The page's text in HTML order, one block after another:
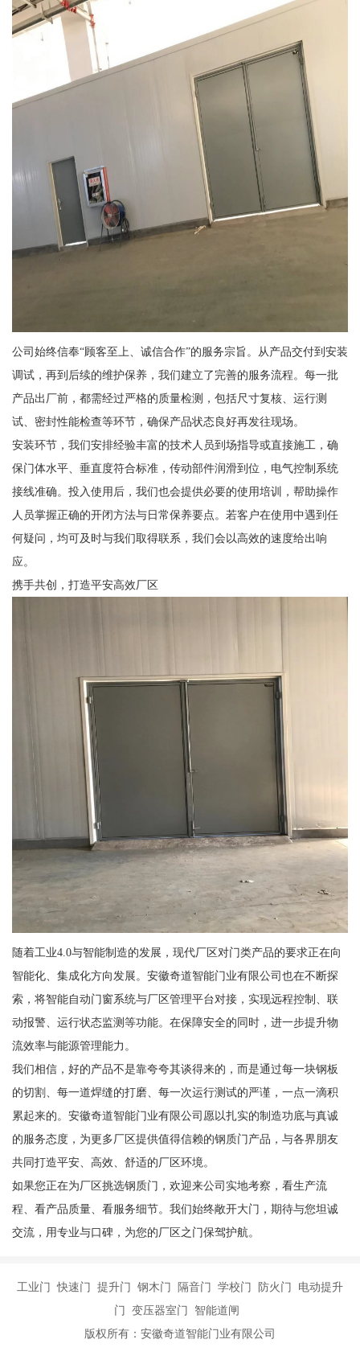
公司始终信奉“顾客至上、诚信合作”的服务宗旨。从产品交付到安装
调试，再到后续的维护保养，我们建立了完善的服务流程。每一批
产品出厂前，都需经过严格的质量检测，包括尺寸复核、运行测
试、密封性能检查等环节，确保产品状态良好再发往现场。
安装环节，我们安排经验丰富的技术人员到场指导或直接施工，确
保门体水平、垂直度符合标准，传动部件润滑到位，电气控制系统
接线准确。投入使用后，我们也会提供必要的使用培训，帮助操作
人员掌握正确的开闭方法与日常保养要点。若客户在使用中遇到任
何疑问，均可及时与我们取得联系，我们会以高效的速度给出响
应。
携手共创，打造平安高效厂区
随着工业4.0与智能制造的发展，现代厂区对门类产品的要求正在向
智能化、集成化方向发展。安徽奇道智能门业有限公司也在不断探
索，将智能自动门窗系统与厂区管理平台对接，实现远程控制、联
动报警、运行状态监测等功能。在保障安全的同时，进一步提升物
流效率与能源管理能力。
我们相信，好的产品不是靠夸夸其谈得来的，而是通过每一块钢板
的切割、每一道焊缝的打磨、每一次运行测试的严谨，一点一滴积
累起来的。安徽奇道智能门业有限公司愿以扎实的制造功底与真诚
的服务态度，为更多厂区提供值得信赖的钢质门产品，与各界朋友
共同打造平安、高效、舒适的厂区环境。
如果您正在为厂区挑选钢质门，欢迎来公司实地考察，看生产流
程、看产品质量、看服务细节。我们始终敞开大门，期待与您坦诚
交流，用专业与口碑，为您的厂区之门保驾护航。
工业门 快速门 提升门 钢木门 隔音门 学校门 防火门 电动提升
门 变压器室门 智能道闸
版权所有：安徽奇道智能门业有限公司